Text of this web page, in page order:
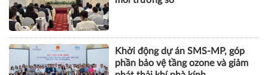
THỰC TIỄN QUẢN LÝ
Việt Nam - Nhật Bản tăng cường
hợp tác thực thi bản quyền trên